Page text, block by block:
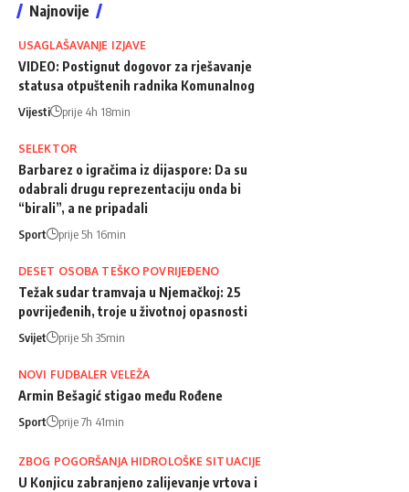
Najnovije
USAGLAŠAVANJE IZJAVE
VIDEO: Postignut dogovor za rješavanje
statusa otpuštenih radnika Komunalnog
Vijesti prije 4h 18min
SELEKTOR
Barbarez o igračima iz dijaspore: Da su
odabrali drugu reprezentaciju onda bi
“birali”, a ne pripadali
Sport prije 5h 16min
DESET OSOBA TEŠKO POVRIJEĐENO
Težak sudar tramvaja u Njemačkoj: 25
povrijeđenih, troje u životnoj opasnosti
Svijet prije 5h 35min
NOVI FUDBALER VELEŽA
Armin Bešagić stigao među Rođene
Sport prije 7h 41min
ZBOG POGORŠANJA HIDROLOŠKE SITUACIJE
U Konjicu zabranjeno zalijevanje vrtova i